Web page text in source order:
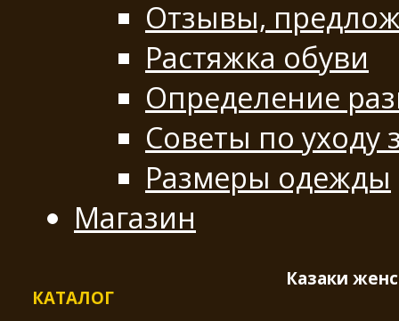
Отзывы,
Растяжка обуви
Определение
Советы по уходу
Размеры одежды
Магазин
КАТАЛОГ
Казаки